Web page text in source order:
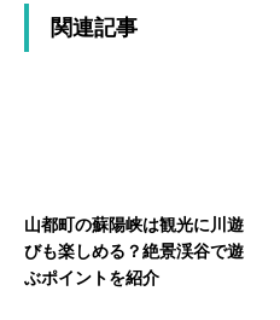
関連記事
山都町の蘇陽峡は観光に川遊
びも楽しめる？絶景渓谷で遊
ぶポイントを紹介